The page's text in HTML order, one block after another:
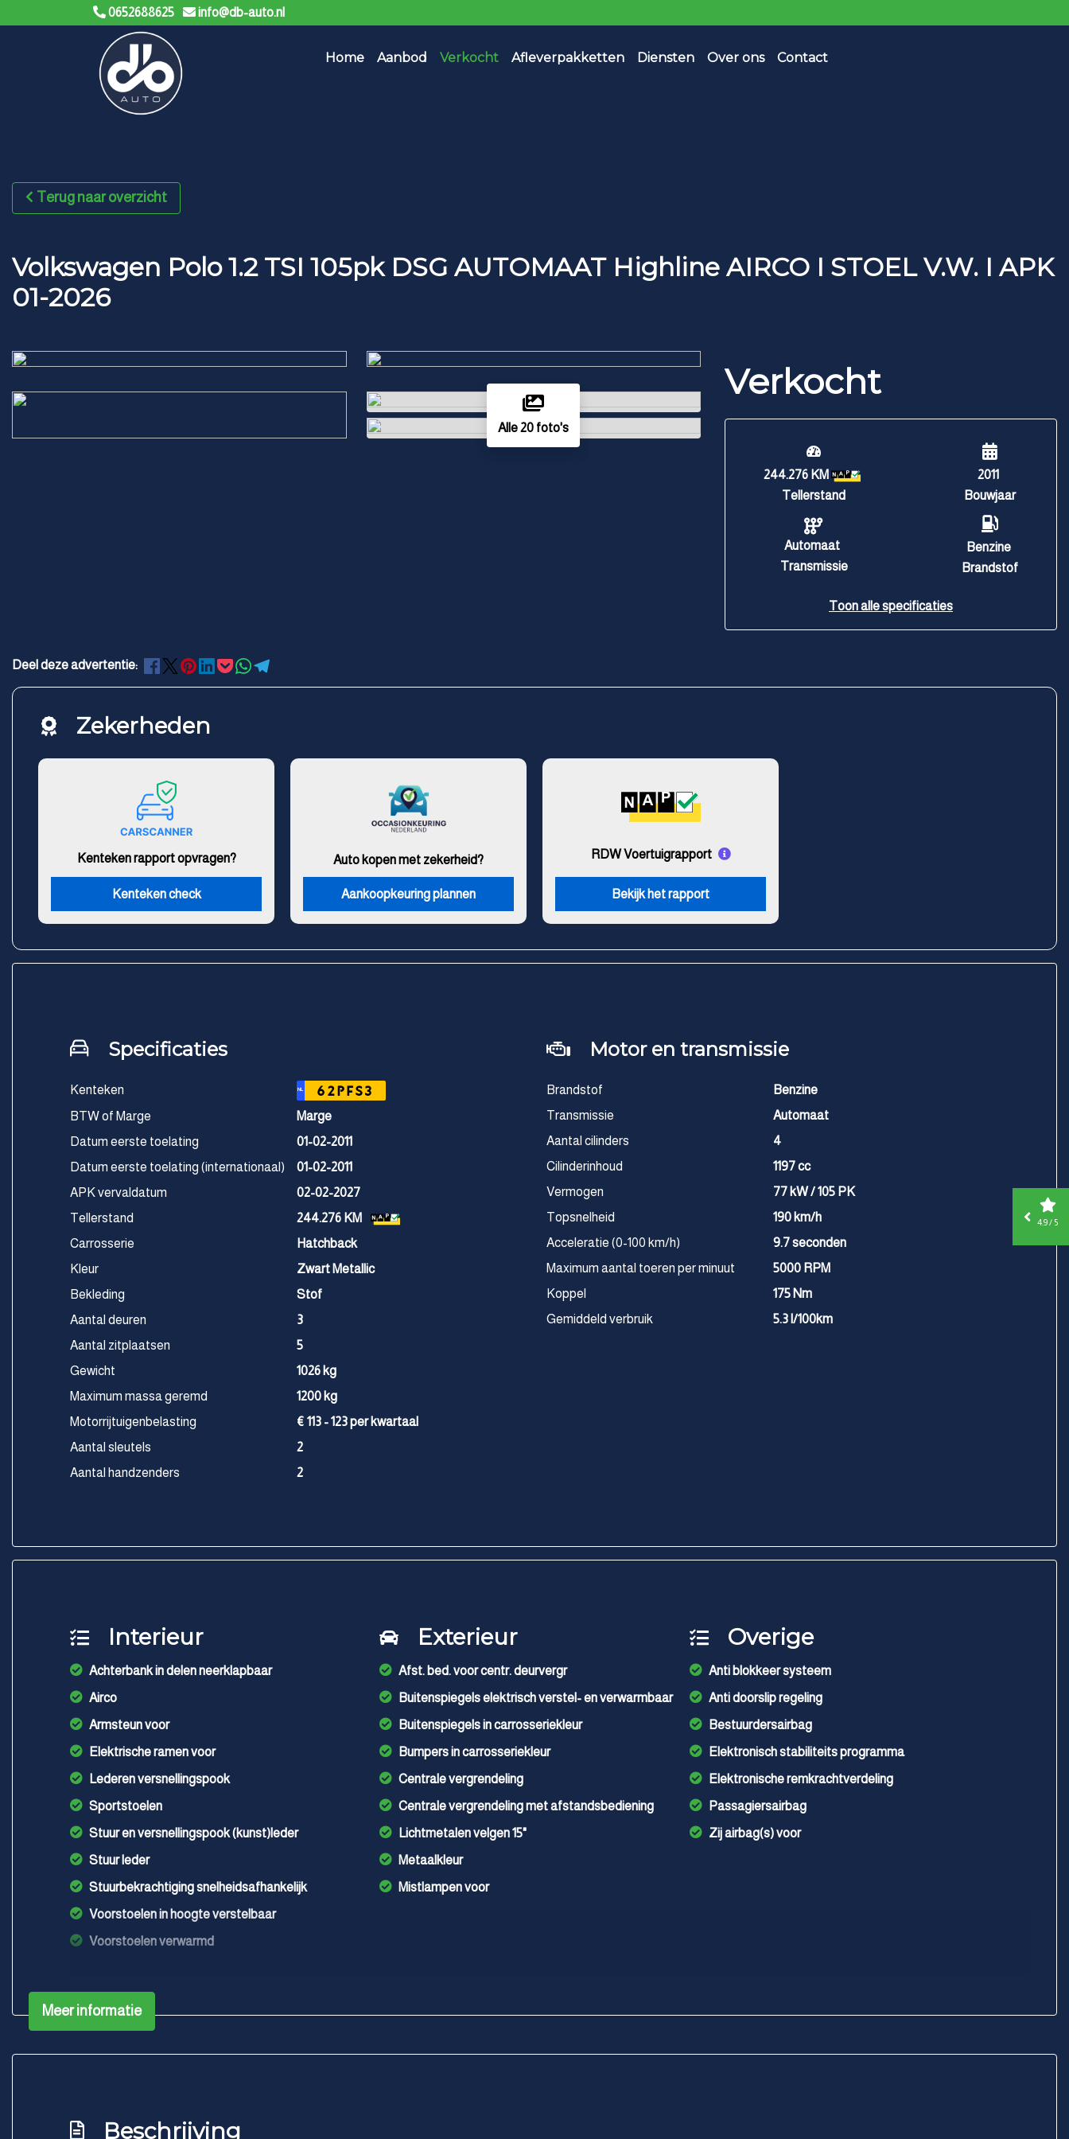
0652688625 info@db-auto.nl
Home Aanbod Verkocht Afleverpakketten Diensten Over ons Contact
Terug naar overzicht
Volkswagen Polo 1.2 TSI 105pk DSG AUTOMAAT Highline AIRCO I STOEL V.W. I APK
01-2026
Alle 20 foto's
Verkocht
244.276 KM
Tellerstand
Automaat
Transmissie
2011
Bouwjaar
Benzine
Brandstof
Toon alle specificaties
Deel deze advertentie:
Zekerheden
Kenteken rapport opvragen?
Kenteken check
Auto kopen met zekerheid?
Aankoopkeuring plannen
RDW Voertuigrapport
Bekijk het rapport
Specificaties
Kenteken NL 62PFS3
BTW of Marge
Marge
Datum eerste toelating
01-02-2011
Datum eerste toelating (internationaal)
01-02-2011
APK vervaldatum
02-02-2027
Tellerstand
244.276 KM
Carrosserie
Hatchback
Kleur
Zwart Metallic
Bekleding
Stof
Aantal deuren
3
Aantal zitplaatsen
5
Gewicht
1026 kg
Maximum massa geremd
1200 kg
Motorrijtuigenbelasting
€ 113 - 123 per kwartaal
Aantal sleutels
2
Aantal handzenders
2
Motor en transmissie
Brandstof
Benzine
Transmissie
Automaat
Aantal cilinders
4
Cilinderinhoud
1197 cc
Vermogen
77 kW / 105 PK
Topsnelheid
190 km/h
Acceleratie (0-100 km/h)
9.7 seconden
Maximum aantal toeren per minuut
5000 RPM
Koppel
175 Nm
Gemiddeld verbruik
5.3 l/100km
Interieur
Achterbank in delen neerklapbaar
Airco
Armsteun voor
Elektrische ramen voor
Lederen versnellingspook
Sportstoelen
Stuur en versnellingspook (kunst)leder
Stuur leder
Stuurbekrachtiging snelheidsafhankelijk
Voorstoelen in hoogte verstelbaar
Voorstoelen verwarmd
Exterieur
Afst. bed. voor centr. deurvergr
Buitenspiegels elektrisch verstel- en verwarmbaar
Buitenspiegels in carrosseriekleur
Bumpers in carrosseriekleur
Centrale vergrendeling
Centrale vergrendeling met afstandsbediening
Lichtmetalen velgen 15"
Metaalkleur
Mistlampen voor
Overige
Anti blokkeer systeem
Anti doorslip regeling
Bestuurdersairbag
Elektronisch stabiliteits programma
Elektronische remkrachtverdeling
Passagiersairbag
Zij airbag(s) voor
Meer informatie
Beschrijving
4.9 / 5